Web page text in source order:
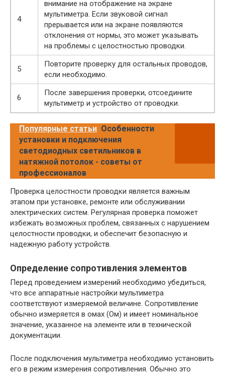
4
внимание на отображение на экране
мультиметра. Если звуковой сигнал
прерывается или на экране появляются
отклонения от нормы, это может указывать
на проблемы с целостностью проводки.
5
Повторите проверку для остальных проводов,
если необходимо.
6
После завершения проверки, отсоедините
мультиметр и устройство от проводки.
Популярные статьи Особенности
установки и подключения
светодиодных светильников в
натяжной потолок - советы от
профессионалов
Проверка целостности проводки является важным
этапом при установке, ремонте или обслуживании
электрических систем. Регулярная проверка поможет
избежать возможных проблем, связанных с нарушением
целостности проводки, и обеспечит безопасную и
надежную работу устройств.
Определение сопротивления элементов
Перед проведением измерений необходимо убедиться,
что все аппаратные настройки мультиметра
соответствуют измеряемой величине. Сопротивление
обычно измеряется в омах (Ом) и имеет номинальное
значение, указанное на элементе или в технической
документации.
После подключения мультиметра необходимо установить
его в режим измерения сопротивления. Обычно это